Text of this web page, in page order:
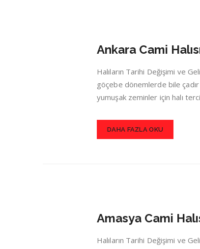
Ankara Cami
Halıların Tarihi Değişimi ve
göçebe dönemlerde bile çadır
yumuşak zeminler için halı
DAHA FAZLA OKU
Amasya Cami
Halıların Tarihi Değişimi ve